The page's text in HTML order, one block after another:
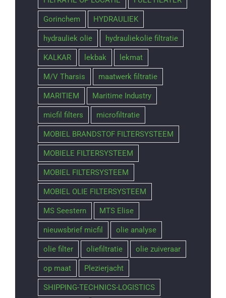
Gorinchem HYDRAULIEK
hydrauliek olie hydrauliekolie filtratie
KALKAR lekbak lekmat
M/V Tharsis maatwerk filtratie
MARITIEM Maritime Industry
micfil filters microfiltratie
MOBIEL BRANDSTOF FILTERSYSTEEM
MOBIELE FILTERSYSTEEM
MOBIEL FILTERSYSTEEM
MOBIEL OLIE FILTERSYSTEEM
MS Seestern MTS Elise
nieuwsbrief micfil olie analyse
olie filter oliefiltratie olie zuiveraar
op maat Plezierjacht
SHIPPING-TECHNICS-LOGISTICS